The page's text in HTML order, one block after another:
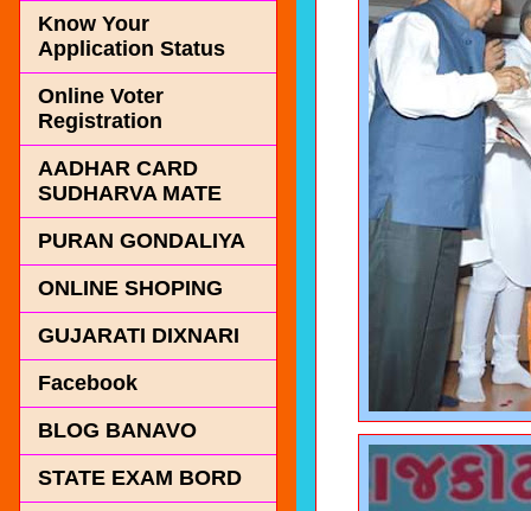
Know Your
Application Status
Online Voter
Registration
AADHAR CARD
SUDHARVA MATE
PURAN GONDALIYA
ONLINE SHOPING
GUJARATI DIXNARI
Facebook
BLOG BANAVO
STATE EXAM BORD